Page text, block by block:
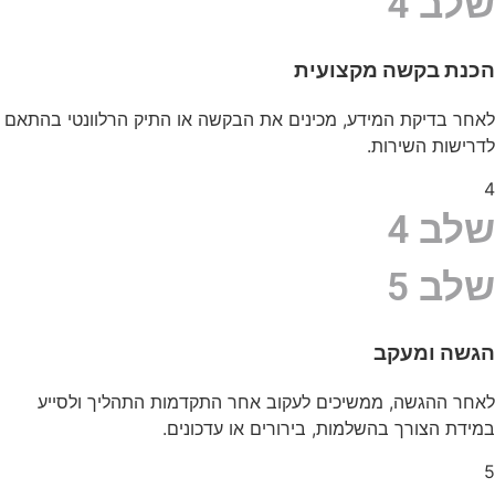
הכנת בקשה מקצועית
לאחר בדיקת המידע, מכינים את הבקשה או התיק הרלוונטי בהתאם
לדרישות השירות.
4
שלב 4
שלב 5
הגשה ומעקב
לאחר ההגשה, ממשיכים לעקוב אחר התקדמות התהליך ולסייע
במידת הצורך בהשלמות, בירורים או עדכונים.
5